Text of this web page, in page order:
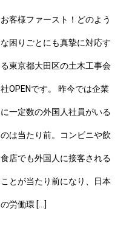
お客様ファースト！どのよう
な困りごとにも真摯に対応す
る東京都大田区の土木工事会
社OPENです。 昨今では企業
に一定数の外国人社員がいる
のは当たり前。コンビニや飲
食店でも外国人に接客される
ことが当たり前になり、日本
の労働環 […]